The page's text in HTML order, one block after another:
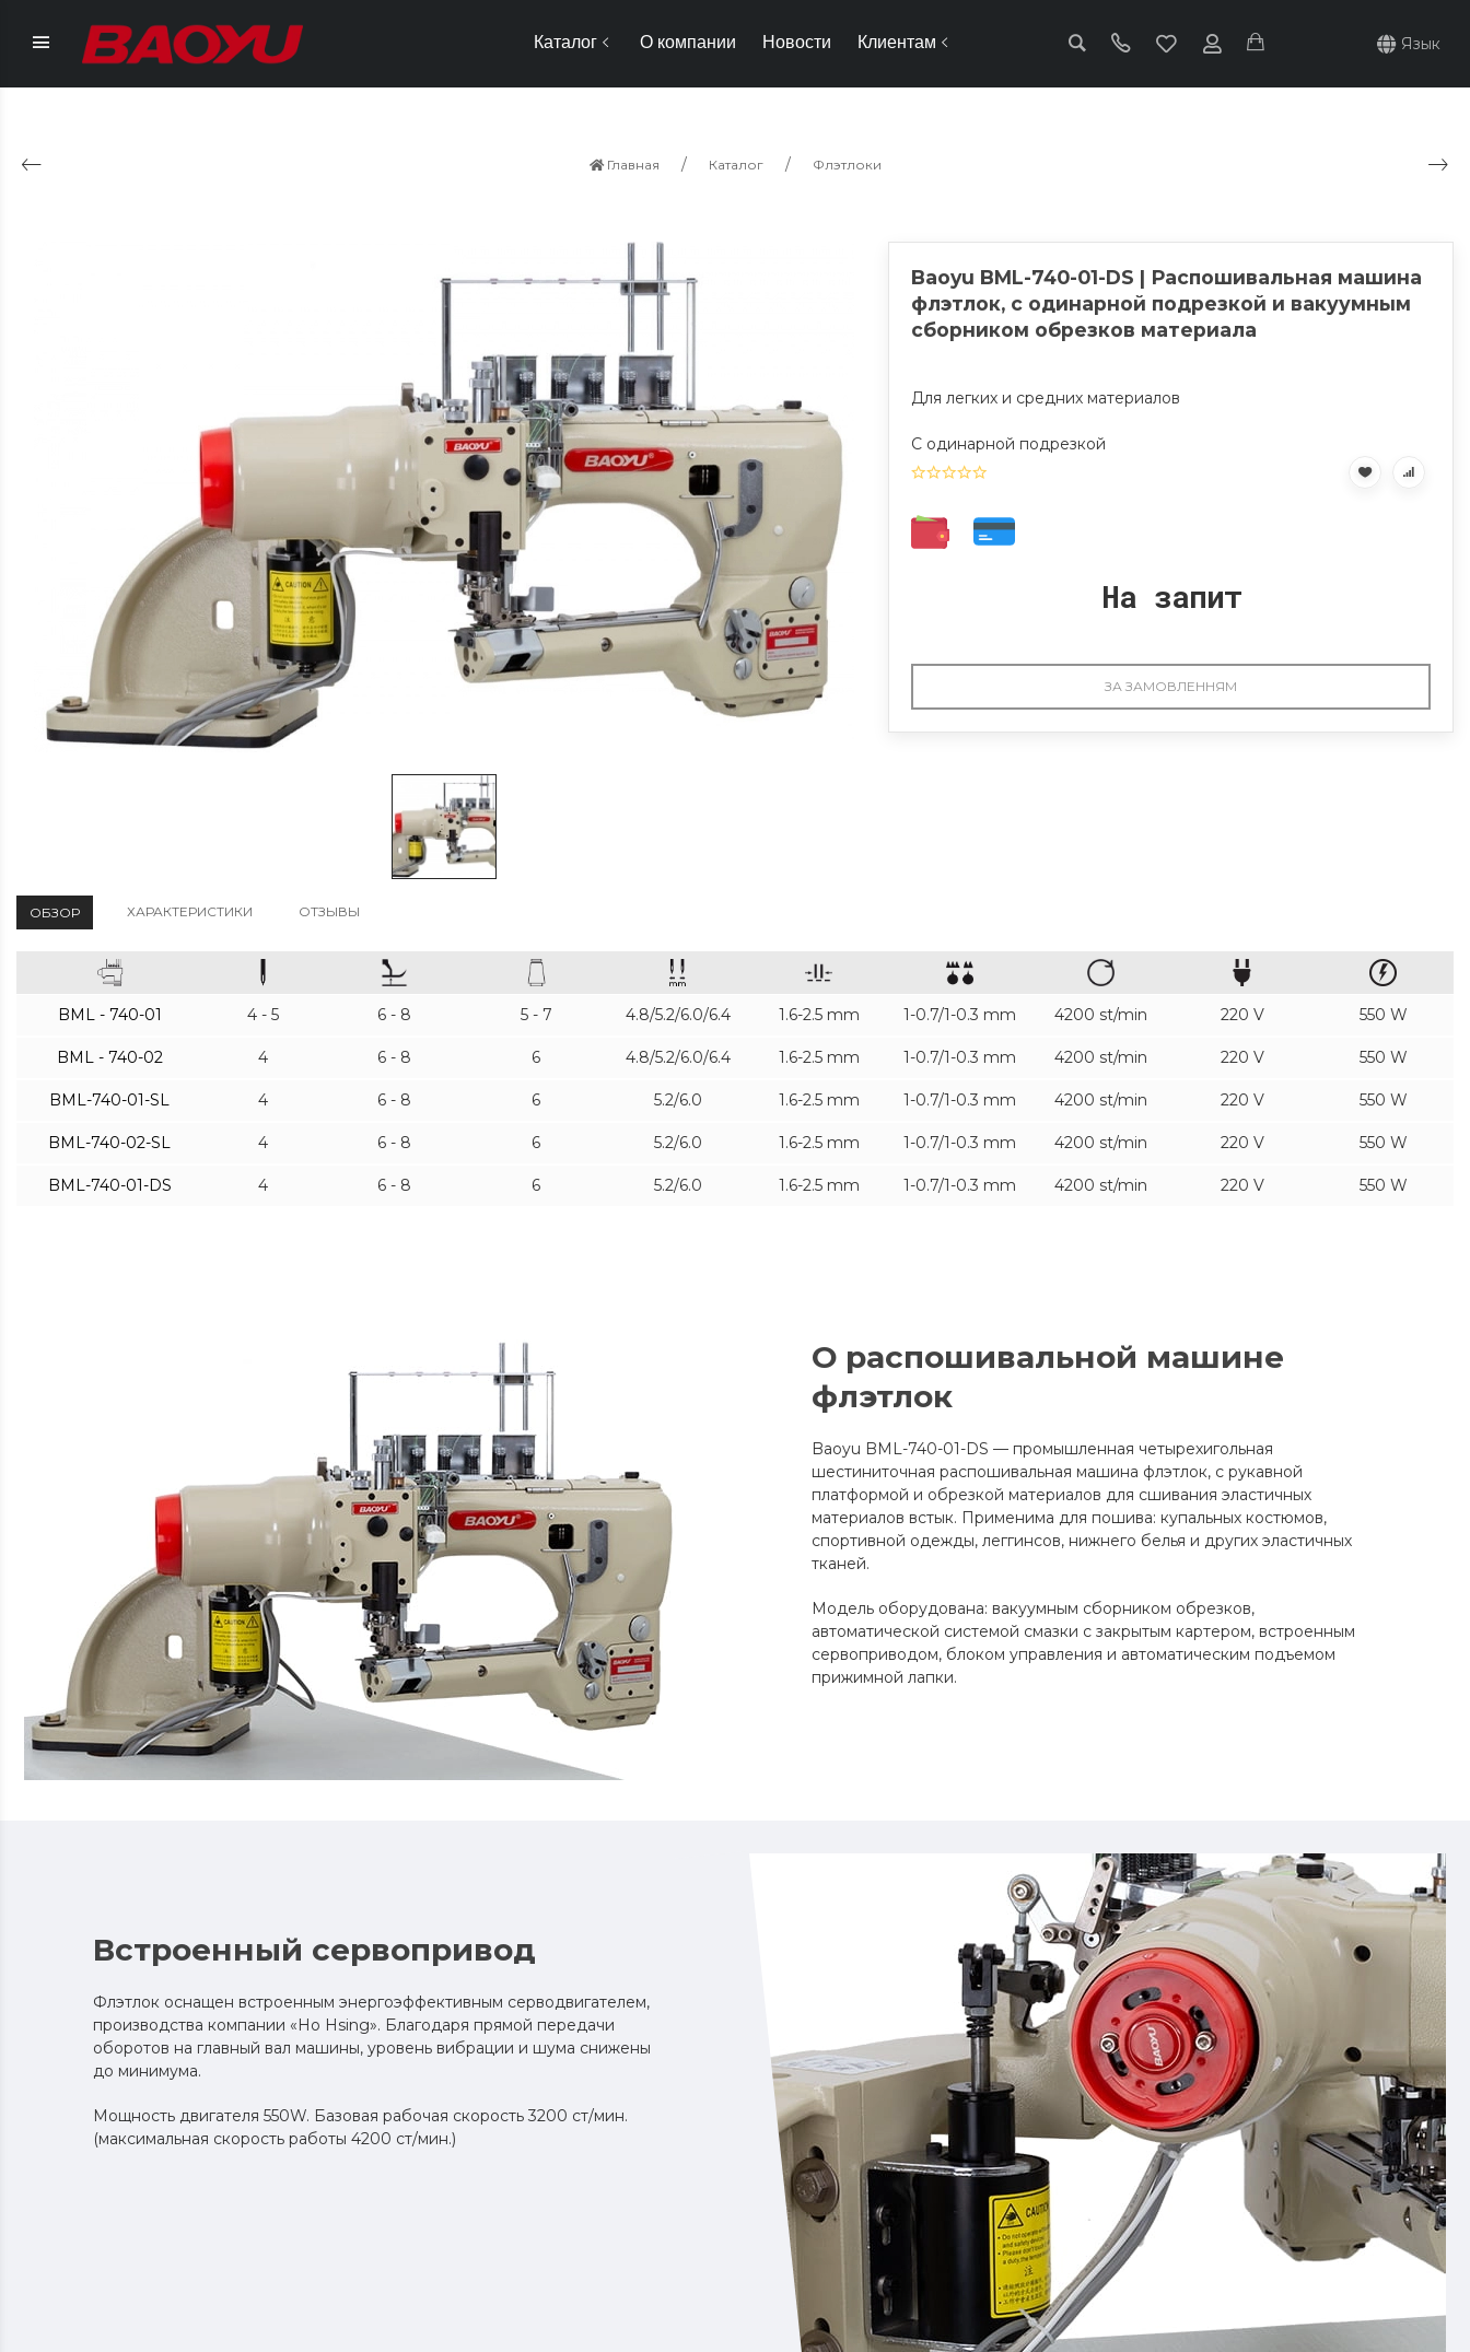
Каталог О компании Новости Клиентам Язык
Главная Каталог Флэтлоки
Baoyu BML-740-01-DS | Распошивальная машина
флэтлок, с одинарной подрезкой и вакуумным
сборником обрезков материала
Для легких и средних материалов
C одинарной подрезкой
На запит
ЗА ЗАМОВЛЕННЯМ
ОБЗОР ХАРАКТЕРИСТИКИ ОТЗЫВЫ
BML - 740-01 4 - 5 6 - 8 5 - 7 4.8/5.2/6.0/6.4 1.6-2.5 mm 1-0.7/1-0.3 mm 4200 st/min 220 V 550 W
BML - 740-02 4 6 - 8 6 4.8/5.2/6.0/6.4 1.6-2.5 mm 1-0.7/1-0.3 mm 4200 st/min 220 V 550 W
BML-740-01-SL 4 6 - 8 6 5.2/6.0 1.6-2.5 mm 1-0.7/1-0.3 mm 4200 st/min 220 V 550 W
BML-740-02-SL 4 6 - 8 6 5.2/6.0 1.6-2.5 mm 1-0.7/1-0.3 mm 4200 st/min 220 V 550 W
BML-740-01-DS 4 6 - 8 6 5.2/6.0 1.6-2.5 mm 1-0.7/1-0.3 mm 4200 st/min 220 V 550 W
О распошивальной машине
флэтлок
Baoyu BML-740-01-DS — промышленная четырехигольная
шестиниточная распошивальная машина флэтлок, с рукавной
платформой и обрезкой материалов для сшивания эластичных
материалов встык. Применима для пошива: купальных костюмов,
спортивной одежды, леггинсов, нижнего белья и других эластичных
тканей.
Модель оборудована: вакуумным сборником обрезков,
автоматической системой смазки с закрытым картером, встроенным
сервоприводом, блоком управления и автоматическим подъемом
прижимной лапки.
Встроенный сервопривод
Флэтлок оснащен встроенным энергоэффективным серводвигателем,
производства компании «Ho Hsing». Благодаря прямой передачи
оборотов на главный вал машины, уровень вибрации и шума снижены
до минимума.
Мощность двигателя 550W. Базовая рабочая скорость 3200 ст/мин.
(максимальная скорость работы 4200 ст/мин.)